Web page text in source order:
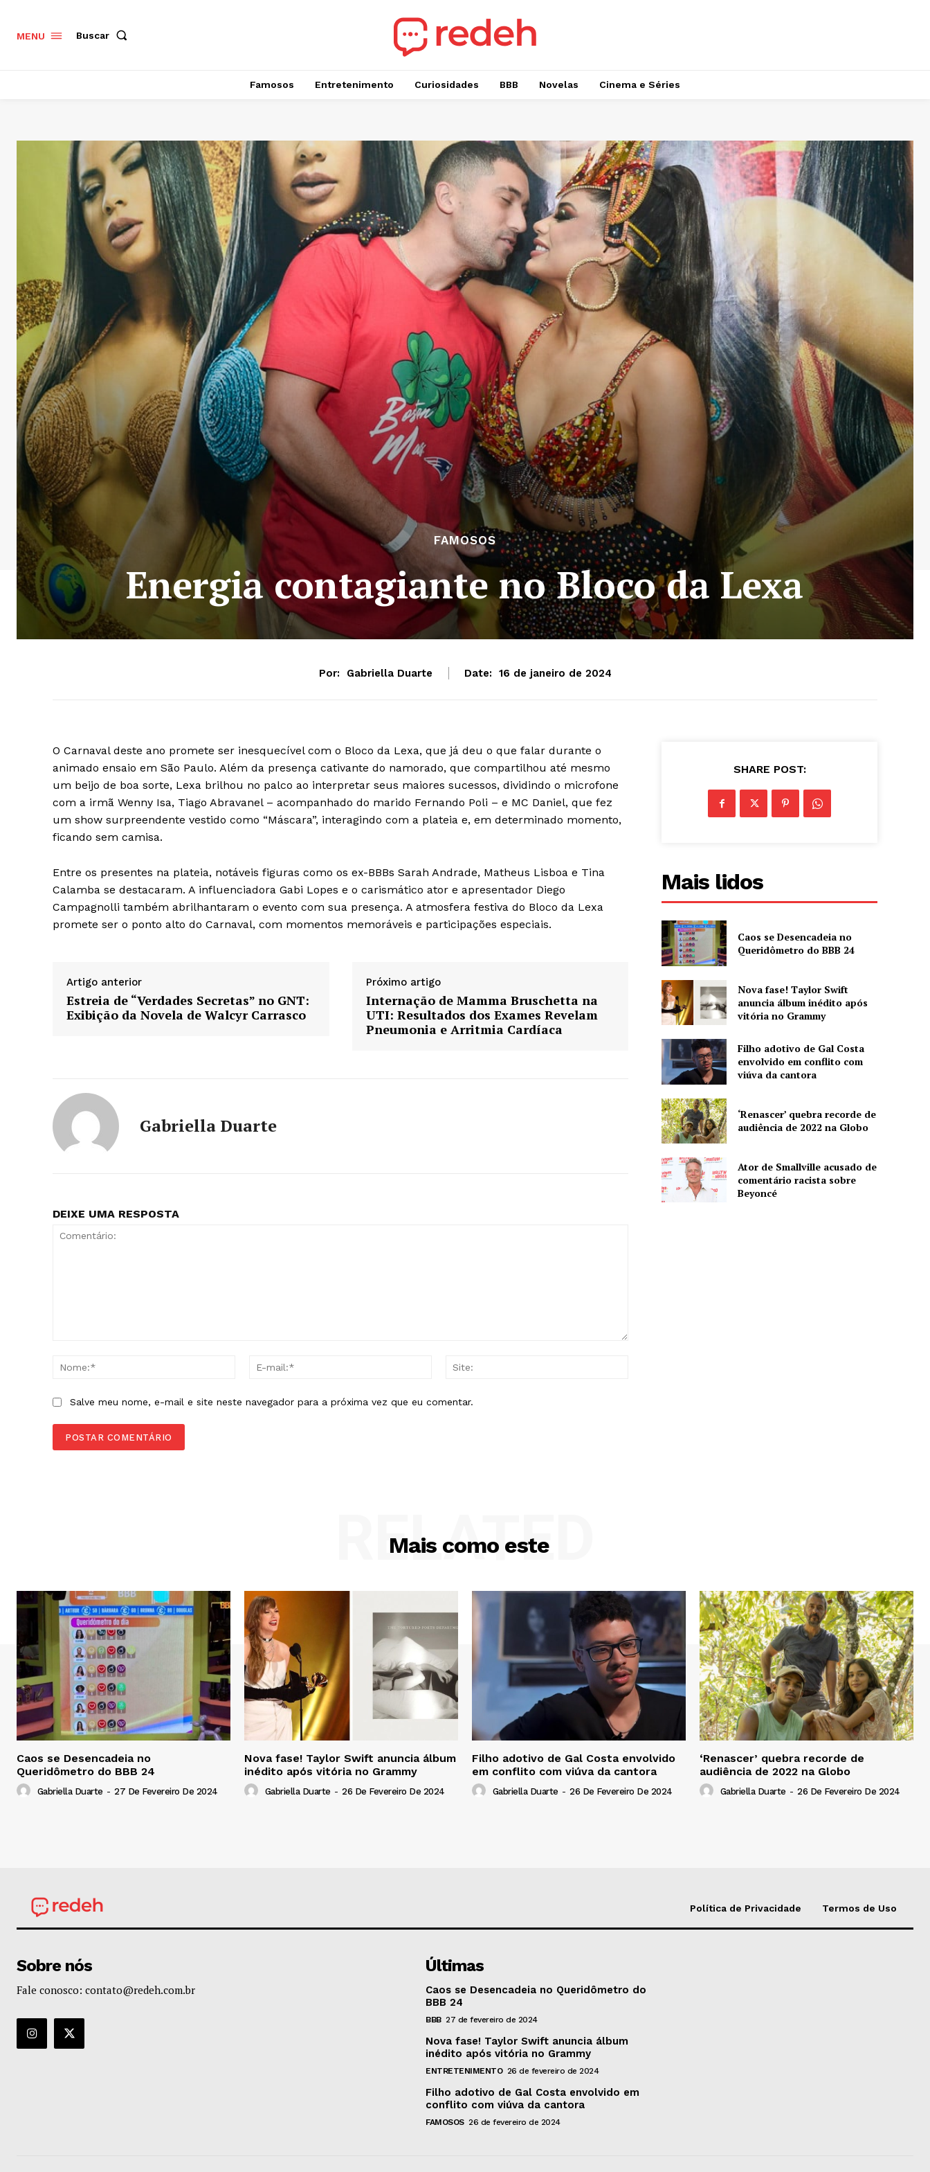
MENU Buscar
Famosos Entretenimento Curiosidades BBB Novelas Cinema e Séries
FAMOSOS
Energia contagiante no Bloco da Lexa
Por: Gabriella Duarte Date: 16 de janeiro de 2024
O Carnaval deste ano promete ser inesquecível com o Bloco da Lexa, que já deu o que falar durante o
animado ensaio em São Paulo. Além da presença cativante do namorado, que compartilhou até mesmo
um beijo de boa sorte, Lexa brilhou no palco ao interpretar seus maiores sucessos, dividindo o microfone
com a irmã Wenny Isa, Tiago Abravanel – acompanhado do marido Fernando Poli – e MC Daniel, que fez
um show surpreendente vestido como “Máscara”, interagindo com a plateia e, em determinado momento,
ficando sem camisa.
Entre os presentes na plateia, notáveis figuras como os ex-BBBs Sarah Andrade, Matheus Lisboa e Tina
Calamba se destacaram. A influenciadora Gabi Lopes e o carismático ator e apresentador Diego
Campagnolli também abrilhantaram o evento com sua presença. A atmosfera festiva do Bloco da Lexa
promete ser o ponto alto do Carnaval, com momentos memoráveis e participações especiais.
Artigo anterior
Estreia de “Verdades Secretas” no GNT:
Exibição da Novela de Walcyr Carrasco
Próximo artigo
Internação de Mamma Bruschetta na
UTI: Resultados dos Exames Revelam
Pneumonia e Arritmia Cardíaca
Gabriella Duarte
DEIXE UMA RESPOSTA
Nome:*
Salve meu nome, e-mail e site neste navegador para a próxima vez que eu comentar.
SHARE POST:
Mais lidos
Caos se Desencadeia no
Queridômetro do BBB 24
Nova fase! Taylor Swift
anuncia álbum inédito após
vitória no Grammy
Filho adotivo de Gal Costa
envolvido em conflito com
viúva da cantora
‘Renascer’ quebra recorde de
audiência de 2022 na Globo
Ator de Smallville acusado de
comentário racista sobre
Beyoncé
Mais como este
RELATED
Caos se Desencadeia no
Queridômetro do BBB 24
Gabriella Duarte - 27 De Fevereiro De 2024
Nova fase! Taylor Swift anuncia álbum
inédito após vitória no Grammy
Gabriella Duarte - 26 De Fevereiro De 2024
Filho adotivo de Gal Costa envolvido
em conflito com viúva da cantora
Gabriella Duarte - 26 De Fevereiro De 2024
‘Renascer’ quebra recorde de
audiência de 2022 na Globo
Gabriella Duarte - 26 De Fevereiro De 2024
Política de Privacidade Termos de Uso
Sobre nós
Fale conosco: contato@redeh.com.br
Últimas
Caos se Desencadeia no Queridômetro do
BBB 24
BBB 27 de fevereiro de 2024
Nova fase! Taylor Swift anuncia álbum
inédito após vitória no Grammy
ENTRETENIMENTO 26 de fevereiro de 2024
Filho adotivo de Gal Costa envolvido em
conflito com viúva da cantora
FAMOSOS 26 de fevereiro de 2024